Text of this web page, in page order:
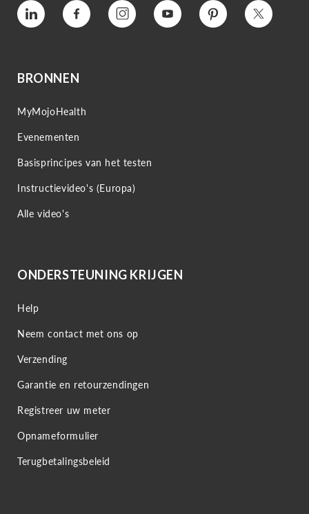
Vimeo Facebook Instagram YouTube Pinterest Twitter
BRONNEN
MyMojoHealth
Evenementen
Basisprincipes van het testen
Instructievideo's (Europa)
Alle video's
ONDERSTEUNING KRIJGEN
Help
Neem contact met ons op
Verzending
Garantie en retourzendingen
Registreer uw meter
Opnameformulier
Terugbetalingsbeleid